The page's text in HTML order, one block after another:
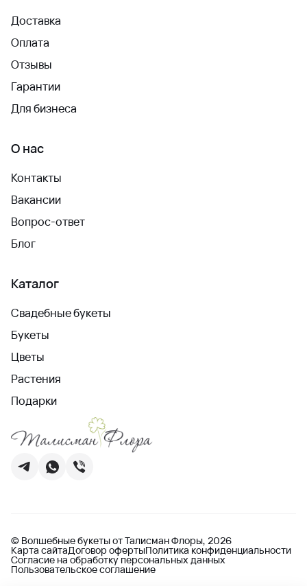
Доставка
Оплата
Отзывы
Гарантии
Для бизнеса
О нас
Контакты
Вакансии
Вопрос-ответ
Блог
Каталог
Свадебные букеты
Букеты
Цветы
Растения
Подарки
© Волшебные букеты от Талисман Флоры, 2026
Карта сайтаДоговор офертыПолитика конфиденциальности
Согласие на обработку персональных данных
Пользовательское соглашение